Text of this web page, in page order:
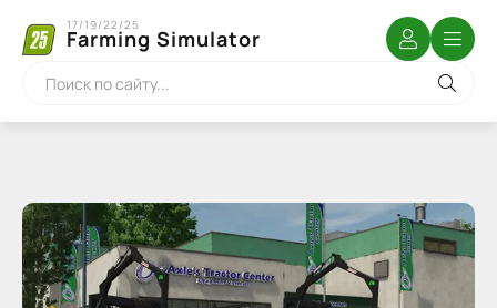
Farming Simulator
17/19/22/25